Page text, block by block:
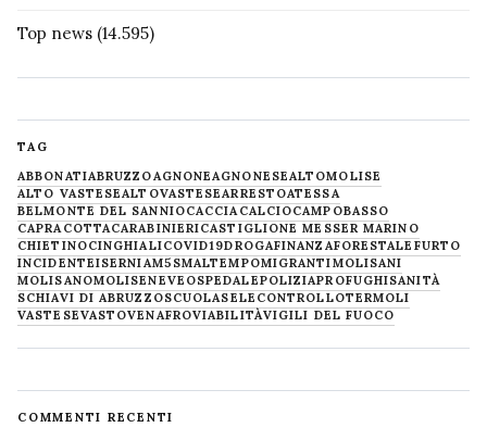
Top news (14.595)
TAG
ABBONATIABRUZZOAGNONEAGNONESEALTOMOLISE
ALTO VASTESEALTOVASTESEARRESTOATESSA
BELMONTE DEL SANNIOCACCIACALCIOCAMPOBASSO
CAPRACOTTACARABINIERICASTIGLIONE MESSER MARINO
CHIETINOCINGHIALICOVID19DROGAFINANZAFORESTALE FURTO
INCIDENTEISERNIAM5SMALTEMPOMIGRANTIMOLISANI
MOLISANOMOLISENEVE OSPEDALEPOLIZIAPROFUGHISANITÀ
SCHIAVI DI ABRUZZOSCUOLASELECONTROLLOTERMOLI
VASTESEVASTOVENAFROVIABILITÀVIGILI DEL FUOCO
COMMENTI RECENTI